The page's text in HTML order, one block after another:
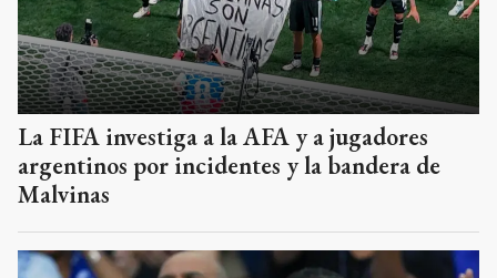
La FIFA investiga a la AFA y a jugadores
argentinos por incidentes y la bandera de
Malvinas